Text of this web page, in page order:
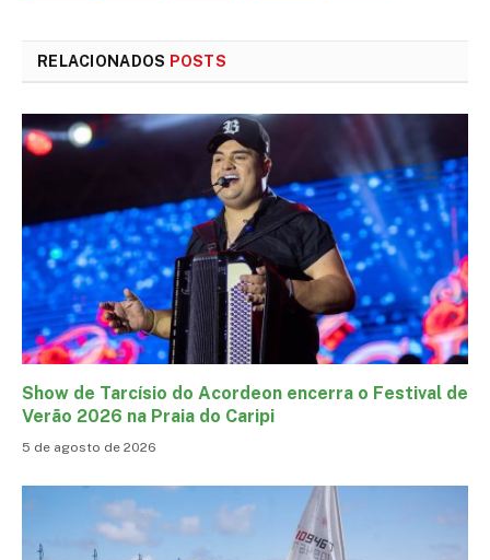
RELACIONADOS POSTS
Show de Tarcísio do Acordeon encerra o Festival de
Verão 2026 na Praia do Caripi
5 de agosto de 2026